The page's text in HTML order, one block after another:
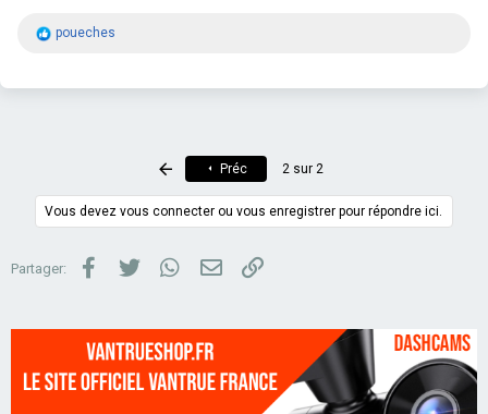
R
poueches
PremierPréc 2 sur 2
Vous devez vous connecter ou vous enregistrer pour répondre ici.
Partager: Facebook
Twitter WhatsApp
Email Lien